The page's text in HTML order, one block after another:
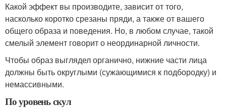
Какой эффект вы производите, зависит от того,
насколько коротко срезаны пряди, а также от вашего
общего образа и поведения. Но, в любом случае, такой
смелый элемент говорит о неординарной личности.
Чтобы образ выглядел органично, нижние части лица
должны быть округлыми (сужающимися к подбородку) и
немассивными.
По уровень скул